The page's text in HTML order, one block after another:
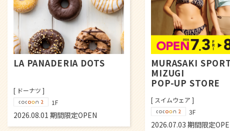
MURASAKI SPORTS
[ スイムウェア ]
3F
2026.07.03 期間限定OPEN
PLST
2F
2026.02.02 期間限定OPEN